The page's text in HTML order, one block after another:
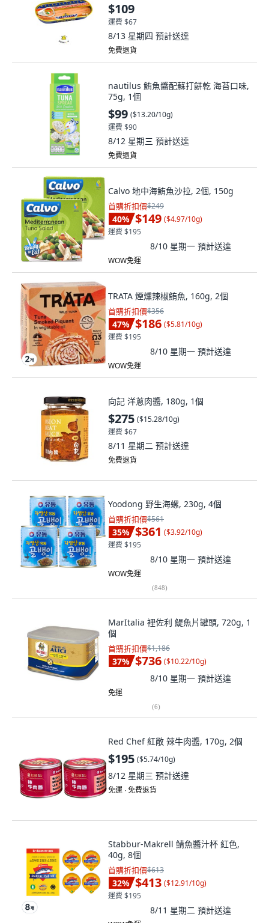
$109
運費 $67
8/13 星期四 預計送達
免費退貨
nautilus 鮪魚醬配蘇打餅乾 海苔口味,
75g, 1個
$99 ($13.20/10g)
運費 $90
8/12 星期三 預計送達
免費退貨
Calvo 地中海鮪魚沙拉, 2個, 150g
首購折扣價$249
40% $149 ($4.97/10g)
運費 $195
8/10 星期一 預計送達
WOW免運
TRATA 煙燻辣椒鮪魚, 160g, 2個
首購折扣價$356
47% $186 ($5.81/10g)
運費 $195
8/10 星期一 預計送達
WOW免運
向記 洋蔥肉醬, 180g, 1個
$275 ($15.28/10g)
運費 $67
8/11 星期二 預計送達
免費退貨
Yoodong 野生海螺, 230g, 4個
首購折扣價$561
35% $361 ($3.92/10g)
運費 $195
8/10 星期一 預計送達
WOW免運
(848)
MarItalia 裡佐利 鯷魚片罐頭, 720g, 1
個
首購折扣價$1,186
37% $736 ($10.22/10g)
8/10 星期一 預計送達
免運
(6)
Red Chef 紅敞 辣牛肉醬, 170g, 2個
$195 ($5.74/10g)
8/12 星期三 預計送達
免運 ∙ 免費退貨
Stabbur-Makrell 鯖魚醬汁杯 紅色,
40g, 8個
首購折扣價$613
32% $413 ($12.91/10g)
運費 $195
8/11 星期二 預計送達